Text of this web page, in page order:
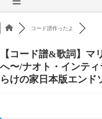
コード譜作ったよ
【コード譜&歌詞】マ
へ〜/ナオト・インテ
らけの家日本版エンド